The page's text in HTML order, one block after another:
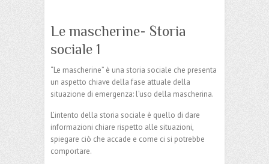
Le mascherine- Storia
sociale 1
“Le mascherine” è una storia sociale che presenta
un aspetto chiave della fase attuale della
situazione di emergenza: l’uso della mascherina.
L’intento della storia sociale è quello di dare
informazioni chiare rispetto alle situazioni,
spiegare ciò che accade e come ci si potrebbe
comportare.